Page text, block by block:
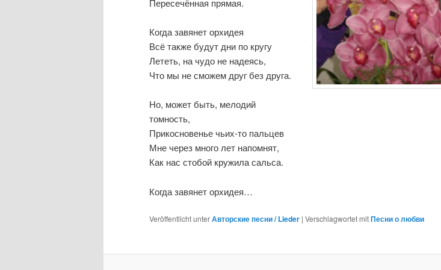
Когда завянет орхидея
Всё также будут дни по кругу
Лететь, на чудо не надеясь,
Что мы не сможем друг без друга.
Но, может быть, мелодий
томность,
Прикосновенье чьих-то пальцев
Мне через много лет напомнят,
Как нас стобой кружила сальса.
Когда завянет орхидея…
Veröffentlicht unterАвторские песни / Lieder | Verschlagwortet mitПесни о любви